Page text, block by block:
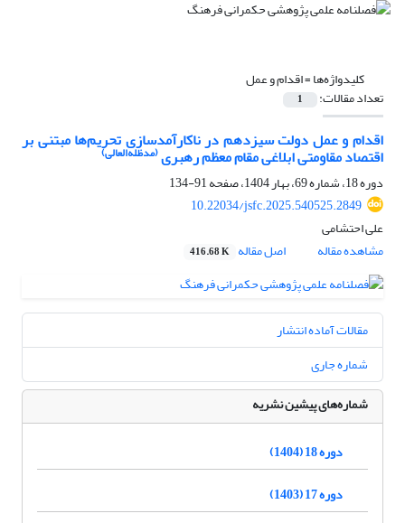
کلیدواژه‌ها =اقدام و عمل
تعداد مقالات: 1
اقدام و عمل دولت سیزدهم در ناکارآمدسازی تحریم‌ها مبتنی بر
اقتصاد مقاومتی ابلاغی مقام معظم رهبری(مدظله‌العالی)
دوره 18، شماره 69، بهار 1404، صفحه
91-134
10.22034/jsfc.2025.540525.2849
علی احتشامی
مشاهده مقاله
اصل مقاله 416.68 K
مقالات آماده انتشار
شماره جاری
شماره‌های پیشین نشریه
دوره 18 (1404)
دوره 17 (1403)